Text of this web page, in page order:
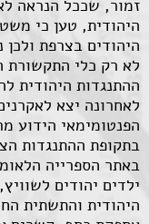
זמור, שככל הנראה
היהודית, טען כי
היהודים בצרפת
לא רק כלי התקשורת
ההתנגדות היהודית
לאחרונה יצא
הפנטומימאי הידוע
בתקופת ההתנגדות
באתר הספרייה
ילדים יהודים
היהודית והתשתית